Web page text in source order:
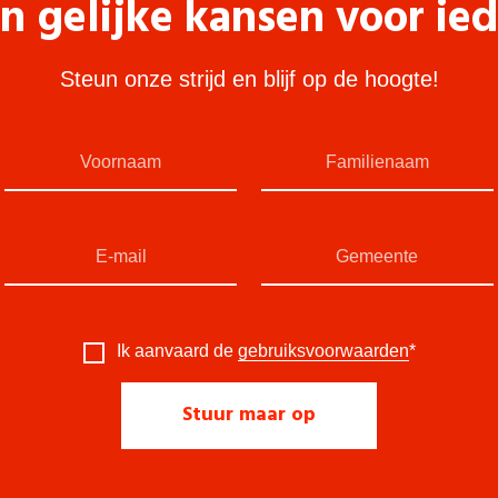
gelijke kansen voor
Steun onze strijd en blijf op de hoogte!
Ik aanvaard de gebruiksvoorwaarden*